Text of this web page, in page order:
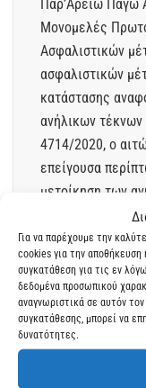
Για να παρέχουμε την
cookies για την
συγκατάθεση για τις εν
δεδομένα προσωπικού
αναγνωριστικά σε αυτόν
συγκατάθεσης, μπορεί να
δυνατότητες.
Παρ’Αρείω
Μονομελές
Ασφαλιστικών
ασφαλιστικών
κατάστασης
ανήλικων τέκνων
4714/2020, ο
επείγουσα
μετοίκηση των
εξωτερικού,
μητέρα...
ΈΛΛΗΝΕΣ ΤΟΥ
INHERITANCE